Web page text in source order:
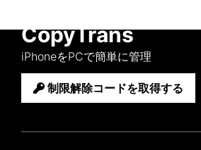
CopyTrans
iPhoneをPCで簡単に管理
制限解除コードを取得する